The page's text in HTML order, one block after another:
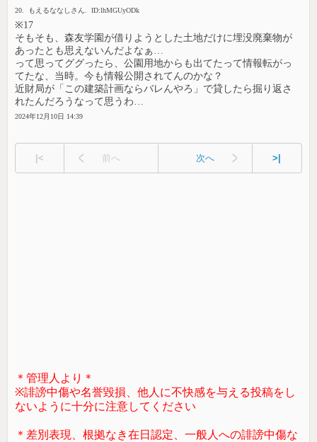
20. もえるななしさん. ID:lhMGUyODk
※17
そもそも、森友学園が借りようとした土地だけに埋没廃棄物が
あったとも思えないんだよなぁ…
って思ってググったら、公園用地からも出てたって情報転がっ
てたな、当時。今も情報公開されてんのかな？
近財局が「この建築計画ならバレんやろ」で貸したら掘り返さ
れたんだろうなって思うわ…
2024年12月10日 14:39
|< 前へ 次へ >|
＊管理人より＊
※誹謗中傷や名誉毀損、他人に不快感を与える投稿をし
ないように十分に注意してください
＊差別表現、根拠なき在日認定、一般人への誹謗中傷な